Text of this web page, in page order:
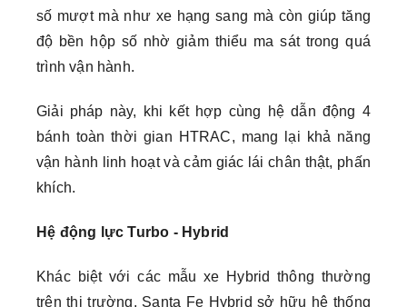
số mượt mà như xe hạng sang mà còn giúp tăng
độ bền hộp số nhờ giảm thiểu ma sát trong quá
trình vận hành.
Giải pháp này, khi kết hợp cùng hệ dẫn động 4
bánh toàn thời gian HTRAC, mang lại khả năng
vận hành linh hoạt và cảm giác lái chân thật, phấn
khích.
Hệ động lực Turbo - Hybrid
Khác biệt với các mẫu xe Hybrid thông thường
trên thị trường, Santa Fe Hybrid sở hữu hệ thống